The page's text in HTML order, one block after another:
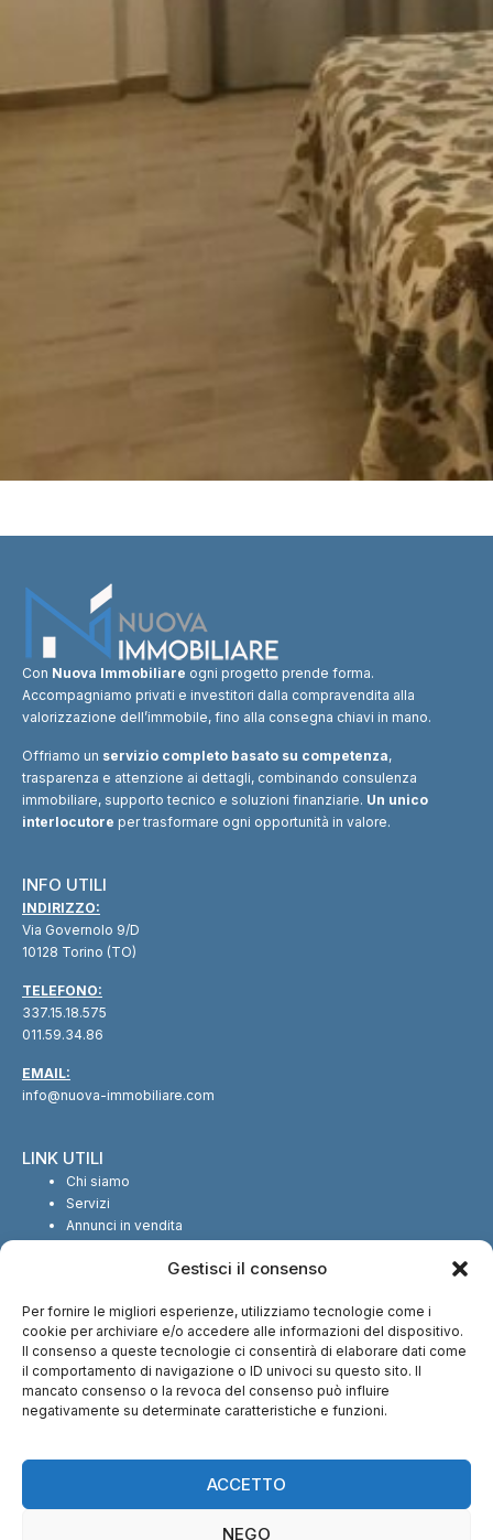
Gestisci il consenso
Per fornire le migliori esperienze, utilizziamo tecnologie come i
cookie per archiviare e/o accedere alle informazioni del dispositivo.
Il consenso a queste tecnologie ci consentirà di elaborare dati come
il comportamento di navigazione o ID univoci su questo sito. Il
mancato consenso o la revoca del consenso può influire
negativamente su determinate caratteristiche e funzioni.
ACCETTO
NEGO
Con Nuova Immobiliare ogni progetto prende forma.
Accompagniamo privati e investitori dalla compravendita alla
valorizzazione dell’immobile, fino alla consegna chiavi in mano.
Offriamo un servizio completo basato su competenza,
trasparenza e attenzione ai dettagli, combinando consulenza
immobiliare, supporto tecnico e soluzioni finanziarie. Un unico
interlocutore per trasformare ogni opportunità in valore.
INFO UTILI
INDIRIZZO:
Via Governolo 9/D
10128 Torino (TO)
TELEFONO:
337.15.18.575
011.59.34.86
EMAIL:
info@nuova-immobiliare.com
LINK UTILI
Chi siamo
Servizi
Annunci in vendita
SEGUICI SUI SOCIAL
CI TROVI ANCHE SU: